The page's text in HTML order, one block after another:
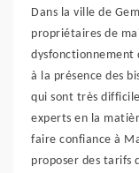
Dans la ville de
propriétaires de
dysfonctionnement
à la présence des
qui sont très
experts en la
faire confiance à
proposer des tarifs